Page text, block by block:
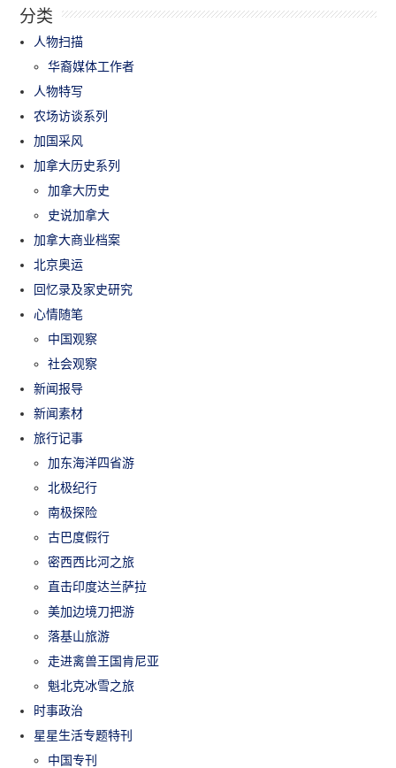
分类
人物扫描
华裔媒体工作者
人物特写
农场访谈系列
加国采风
加拿大历史系列
加拿大历史
史说加拿大
加拿大商业档案
北京奥运
回忆录及家史研究
心情随笔
中国观察
社会观察
新闻报导
新闻素材
旅行记事
加东海洋四省游
北极纪行
南极探险
古巴度假行
密西西比河之旅
直击印度达兰萨拉
美加边境刀把游
落基山旅游
走进禽兽王国肯尼亚
魁北克冰雪之旅
时事政治
星星生活专题特刊
中国专刊